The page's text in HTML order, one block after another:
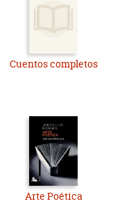
Cuentos completos
Arte Poética